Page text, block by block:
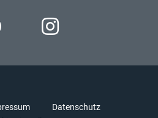
Datenschutz